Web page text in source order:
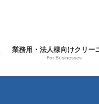
業務用・法人様向けクリー
For Businesses